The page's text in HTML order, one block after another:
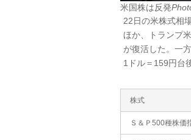
米国株は反発
22日の米株式相
ほか、トランプ
が復活した。一
1ドル＝159円台
株式
Ｓ＆Ｐ500種株価